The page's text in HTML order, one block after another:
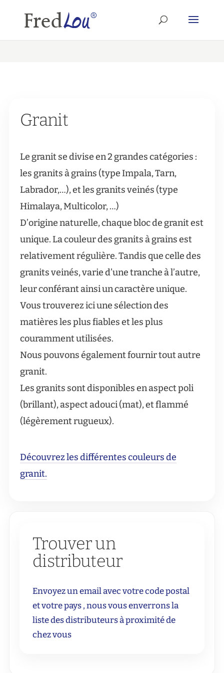
Granit
Le granit se divise en 2 grandes catégories :
les granits à grains (type Impala, Tarn,
Labrador,…), et les granits veinés (type
Himalaya, Multicolor, …)
D’origine naturelle, chaque bloc de granit est
unique. La couleur des granits à grains est
relativement régulière. Tandis que celle des
granits veinés, varie d’une tranche à l’autre,
leur conférant ainsi un caractère unique.
Vous trouverez ici une sélection des
matières les plus fiables et les plus
couramment utilisées.
Nous pouvons également fournir tout autre
granit.
Les granits sont disponibles en aspect poli
(brillant), aspect adouci (mat), et flammé
(légèrement rugueux).
Découvrez les différentes couleurs de
granit.
Trouver un
distributeur
Envoyez un email avec votre code postal
et votre pays , nous vous enverrons la
liste des distributeurs à proximité de
chez vous